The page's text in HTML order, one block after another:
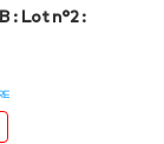
: Lot n°2 :